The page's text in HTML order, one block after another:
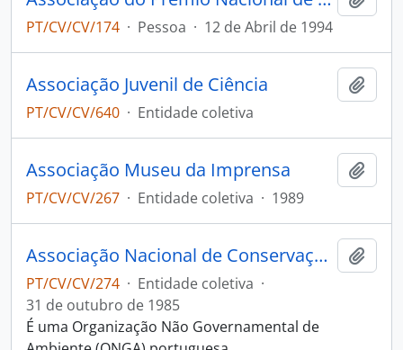
PT/CV/CV/174 · Pessoa · 12 de Abril de 1994
Associação Juvenil de Ciência
PT/CV/CV/640 · Entidade coletiva
Associação Museu da Imprensa
PT/CV/CV/267 · Entidade coletiva · 1989
Associação Nacional de Conservação da Natureza
PT/CV/CV/274 · Entidade coletiva ·
31 de outubro de 1985
É uma Organização Não Governamental de